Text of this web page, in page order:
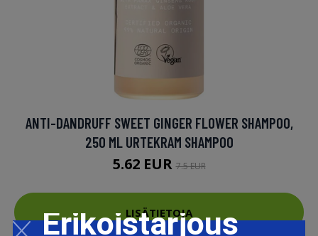
ANTI-DANDRUFF SWEET GINGER FLOWER SHAMPOO,
250 ML URTEKRAM SHAMPOO
5.62 EUR7.5 EUR
LISÄTIETOJA
Erikoistarjous